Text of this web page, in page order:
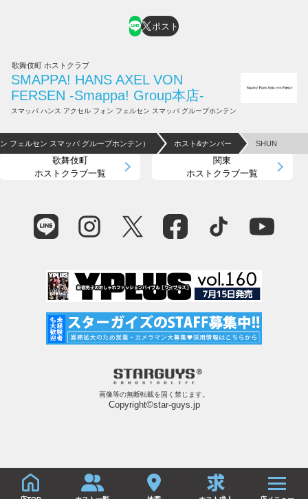
ポスト
歌舞伎町 ホストクラブ
SMAPPA! HANS AXEL VON
FERSEN -Smappa! Group本店-
スマッパ ハンス アクセル フォン フェルセン スマッパ グループホンテン
フェルセン スマッパ グループホンテン） ホスト&ナンバー SHUN
歌舞伎町
ホストクラブ一覧
関東
ホストクラブ一覧
画像等の無断転載を固く禁じます。
Copyright©star-guys.jp